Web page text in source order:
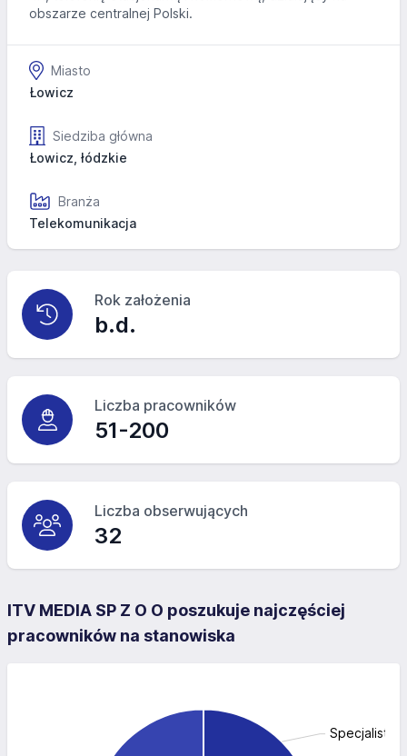
obszarze centralnej Polski.
Miasto
Łowicz
Siedziba główna
Łowicz, łódzkie
Branża
Telekomunikacja
Rok założenia
b.d.
Liczba pracowników
51-200
Liczba obserwujących
32
ITV MEDIA SP Z O O poszukuje najczęściej
pracowników na stanowiska
Specjalista